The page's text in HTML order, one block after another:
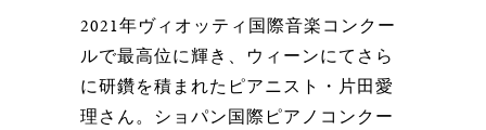
2021年ヴィオッティ国際音楽コンクー
ルで最高位に輝き、ウィーンにてさら
に研鑽を積まれたピアニスト・片田愛
理さん。ショパン国際ピアノコンクー